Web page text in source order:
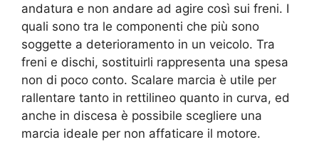
andatura e non andare ad agire così sui freni. I
quali sono tra le componenti che più sono
soggette a deterioramento in un veicolo. Tra
freni e dischi, sostituirli rappresenta una spesa
non di poco conto. Scalare marcia è utile per
rallentare tanto in rettilineo quanto in curva, ed
anche in discesa è possibile scegliere una
marcia ideale per non affaticare il motore.